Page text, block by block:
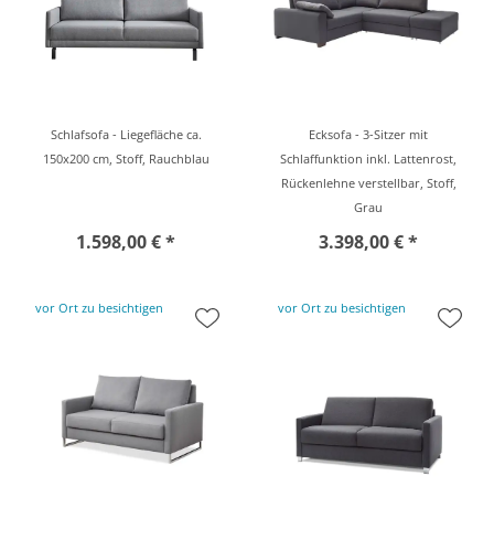
Schlafsofa - Liegefläche ca.
150x200 cm, Stoff, Rauchblau
1.598,00 € *
Ecksofa - 3-Sitzer mit
Schlaffunktion inkl. Lattenrost,
Rückenlehne verstellbar, Stoff,
Grau
3.398,00 € *
vor Ort zu besichtigen vor Ort zu besichtigen